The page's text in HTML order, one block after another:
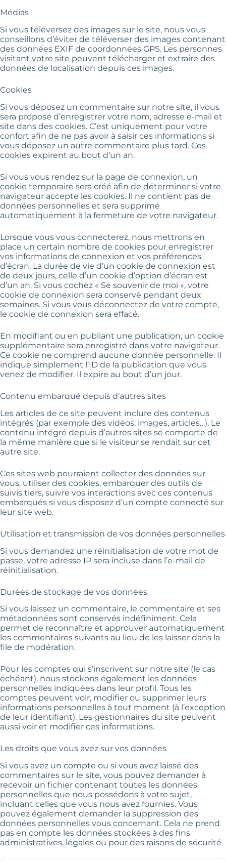
Médias
Si vous téléversez des images sur le site, nous vous
conseillons d’éviter de téléverser des images contenant
des données EXIF de coordonnées GPS. Les personnes
visitant votre site peuvent télécharger et extraire des
données de localisation depuis ces images.
Cookies
Si vous déposez un commentaire sur notre site, il vous
sera proposé d’enregistrer votre nom, adresse e-mail et
site dans des cookies. C’est uniquement pour votre
confort afin de ne pas avoir à saisir ces informations si
vous déposez un autre commentaire plus tard. Ces
cookies expirent au bout d’un an.
Si vous vous rendez sur la page de connexion, un
cookie temporaire sera créé afin de déterminer si votre
navigateur accepte les cookies. Il ne contient pas de
données personnelles et sera supprimé
automatiquement à la fermeture de votre navigateur.
Lorsque vous vous connecterez, nous mettrons en
place un certain nombre de cookies pour enregistrer
vos informations de connexion et vos préférences
d’écran. La durée de vie d’un cookie de connexion est
de deux jours, celle d’un cookie d’option d’écran est
d’un an. Si vous cochez « Se souvenir de moi », votre
cookie de connexion sera conservé pendant deux
semaines. Si vous vous déconnectez de votre compte,
le cookie de connexion sera effacé.
En modifiant ou en publiant une publication, un cookie
supplémentaire sera enregistré dans votre navigateur.
Ce cookie ne comprend aucune donnée personnelle. Il
indique simplement l’ID de la publication que vous
venez de modifier. Il expire au bout d’un jour.
Contenu embarqué depuis d’autres sites
Les articles de ce site peuvent inclure des contenus
intégrés (par exemple des vidéos, images, articles…). Le
contenu intégré depuis d’autres sites se comporte de
la même manière que si le visiteur se rendait sur cet
autre site.
Ces sites web pourraient collecter des données sur
vous, utiliser des cookies, embarquer des outils de
suivis tiers, suivre vos interactions avec ces contenus
embarqués si vous disposez d’un compte connecté sur
leur site web.
Utilisation et transmission de vos données personnelles
Si vous demandez une réinitialisation de votre mot de
passe, votre adresse IP sera incluse dans l’e-mail de
réinitialisation.
Durées de stockage de vos données
Si vous laissez un commentaire, le commentaire et ses
métadonnées sont conservés indéfiniment. Cela
permet de reconnaître et approuver automatiquement
les commentaires suivants au lieu de les laisser dans la
file de modération.
Pour les comptes qui s’inscrivent sur notre site (le cas
échéant), nous stockons également les données
personnelles indiquées dans leur profil. Tous les
comptes peuvent voir, modifier ou supprimer leurs
informations personnelles à tout moment (à l’exception
de leur identifiant). Les gestionnaires du site peuvent
aussi voir et modifier ces informations.
Les droits que vous avez sur vos données
Si vous avez un compte ou si vous avez laissé des
commentaires sur le site, vous pouvez demander à
recevoir un fichier contenant toutes les données
personnelles que nous possédons à votre sujet,
incluant celles que vous nous avez fournies. Vous
pouvez également demander la suppression des
données personnelles vous concernant. Cela ne prend
pas en compte les données stockées à des fins
administratives, légales ou pour des raisons de sécurité.